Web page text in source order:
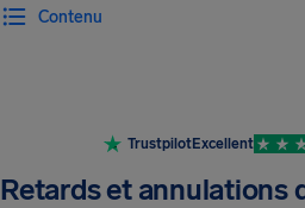
Contenu
TrustpilotExcellent
Retards et annulations